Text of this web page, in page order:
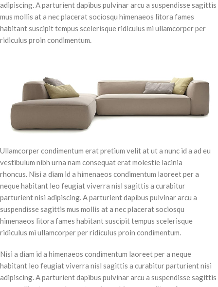
adipiscing. A parturient dapibus pulvinar arcu a suspendisse sagittis
mus mollis at a nec placerat sociosqu himenaeos litora fames
habitant suscipit tempus scelerisque ridiculus mi ullamcorper per
ridiculus proin condimentum.
Ullamcorper condimentum erat pretium velit at ut a nunc id a ad eu
vestibulum nibh urna nam consequat erat molestie lacinia
rhoncus. Nisi a diam id a himenaeos condimentum laoreet per a
neque habitant leo feugiat viverra nisl sagittis a curabitur
parturient nisi adipiscing. A parturient dapibus pulvinar arcu a
suspendisse sagittis mus mollis at a nec placerat sociosqu
himenaeos litora fames habitant suscipit tempus scelerisque
ridiculus mi ullamcorper per ridiculus proin condimentum.
Nisi a diam id a himenaeos condimentum laoreet per a neque
habitant leo feugiat viverra nisl sagittis a curabitur parturient nisi
adipiscing. A parturient dapibus pulvinar arcu a suspendisse sagittis